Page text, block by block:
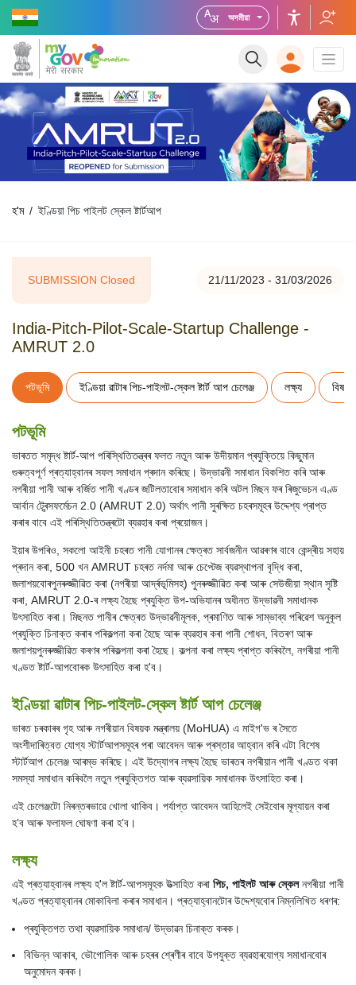
অসমীয়া
হ'ম ইণ্ডিয়া পিচ পাইলট স্কেল ষ্টাৰ্টআপ
SUBMISSION Closed 21/11/2023 - 31/03/2026
India-Pitch-Pilot-Scale-Startup Challenge -
AMRUT 2.0
পটভূমি ইণ্ডিয়া ৱাটাৰ পিচ-পাইলট-স্কেল ষ্টাৰ্ট আপ চেলেঞ্জ লক্ষ্য
পটভূমি
ভাৰতত সমৃদ্ধ ষ্টাৰ্ট-আপ পৰিস্থিতিতন্ত্ৰৰ ফলত নতুন আৰু উদীয়মান প্ৰযুক্তিয়ে কিছুমান
গুৰুত্বপূৰ্ণ প্ৰত্যাহ্বানৰ সফল সমাধান প্ৰদান কৰিছে। উদ্ভাৱনী সমাধান বিকশিত কৰি আৰু
নগৰীয়া পানী আৰু বৰ্জিত পানী খণ্ডৰ জটিলতাবোৰ সমাধান কৰি অটল মিছন ফৰ ৰিজুভেচন এণ্ড
আৰ্বান ট্ৰেন্সফৰ্মেচন 2.0 (AMRUT 2.0) অৰ্থাৎ পানী সুৰক্ষিত চহৰসমূহৰ উদ্দেশ্য প্ৰাপ্ত
কৰাৰ বাবে এই পৰিস্থিতিতন্ত্ৰটো ব্যৱহাৰ কৰা প্ৰয়োজন।
ইয়াৰ উপৰিও, সকলো আইনী চহৰত পানী যোগানৰ ক্ষেত্ৰত সাৰ্বজনীন আৱৰণৰ বাবে কেন্দ্ৰীয় সহায়
প্ৰদান কৰা, 500 খন AMRUT চহৰত নৰ্দমা আৰু চেপ্টেজ ব্যৱস্থাপনা বৃদ্ধি কৰা,
জলাশয়বোৰপুনৰুজ্জীৱিত কৰা (নগৰীয়া আৰ্দ্ৰভূমিসহ) পুনৰুজ্জীৱিত কৰা আৰু সেউজীয়া স্থান সৃষ্টি
কৰা, AMRUT 2.0-ৰ লক্ষ্য হৈছে প্ৰযুক্তি উপ-অভিযানৰ অধীনত উদ্ভাৱনী সমাধানক
উৎসাহিত কৰা। মিছনত পানীৰ ক্ষেত্ৰত উদ্ভাৱনীমূলক, প্ৰমাণিত আৰু সাম্ভাব্য পৰিৱেশ অনুকূল
প্ৰযুক্তি চিনাক্ত কৰাৰ পৰিকল্পনা কৰা হৈছে আৰু ব্যৱহাৰ কৰা পানী শোধন, বিতৰণ আৰু
জলাশয়পুনৰুজ্জীৱিত কৰণৰ পৰিকল্পনা কৰা হৈছে। কল্পনা কৰা লক্ষ্য প্ৰাপ্ত কৰিবলৈ, নগৰীয়া পানী
খণ্ডত ষ্টাৰ্ট-আপবোৰক উৎসাহিত কৰা হ'ব।
ইণ্ডিয়া ৱাটাৰ পিচ-পাইলট-স্কেল ষ্টাৰ্ট আপ চেলেঞ্জ
ভাৰত চৰকাৰৰ গৃহ আৰু নগৰীয়ান বিষয়ক মন্ত্ৰালয় (MoHUA) এ মাইগ'ভ ৰ সৈতে
অংশীদাৰিত্বত যোগ্য স্টাৰ্টআপসমূহৰ পৰা আবেদন আৰু প্ৰস্তাৱ আহ্বান কৰি এটা বিশেষ
স্টাৰ্টআপ চেলেঞ্জ আৰম্ভ কৰিছে। এই উদ্যোগৰ লক্ষ্য হৈছে ভাৰতৰ নগৰীয়ান পানী খণ্ডত থকা
সমস্যা সমাধান কৰিবলৈ নতুন প্ৰযুক্তিগত আৰু ব্যৱসায়িক সমাধানক উৎসাহিত কৰা।
এই চেলেঞ্জটো নিৰন্তৰভাৱে খোলা থাকিব। পৰ্যাপ্ত আবেদন আহিলেই সেইবোৰ মূল্যায়ন কৰা
হ’ব আৰু ফলাফল ঘোষণা কৰা হ’ব।
লক্ষ্য
এই প্ৰত্যাহ্বানৰ লক্ষ্য হ'ল ষ্টাৰ্ট-আপসমূহক উত্সাহিত কৰা পিচ, পাইলট আৰু স্কেলনগৰীয়া পানী
খণ্ডত প্ৰত্যাহ্বানৰ মোকাবিলা কৰাৰ সমাধান। প্ৰত্যাহ্বানটোৰ উদ্দেশ্যবোৰ নিম্নলিখিত ধৰণৰ:
প্ৰযুক্তিগত তথা ব্যৱসায়িক সমাধান/ উদ্ভাৱন চিনাক্ত কৰক।
বিভিন্ন আকাৰ, ভৌগোলিক আৰু চহৰৰ শ্ৰেণীৰ বাবে উপযুক্ত ব্যৱহাৰযোগ্য সমাধানবোৰ
অনুমোদন কৰক।